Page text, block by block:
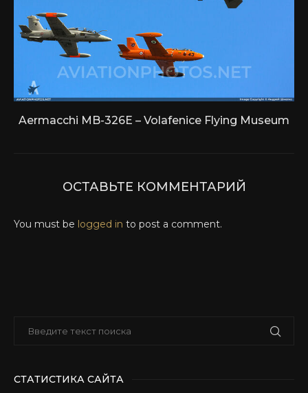
Aermacchi MB-326E – Volafenice Flying Museum
ОСТАВЬТЕ КОММЕНТАРИЙ
You must be logged in to post a comment.
СТАТИСТИКА САЙТА